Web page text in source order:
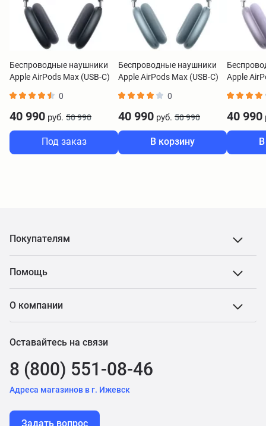
Беспроводные наушники
Apple AirPods Max (USB-C)
0
40 990 руб. 50 990
Под заказ
Беспроводные наушники
Apple AirPods Max (USB-C)
0
40 990 руб. 50 990
В корзину
Apple
40 990
Покупателям
Помощь
О компании
Оставайтесь на связи
8 (800) 551-08-46
Адреса магазинов в г. Ижевск
Задать вопрос